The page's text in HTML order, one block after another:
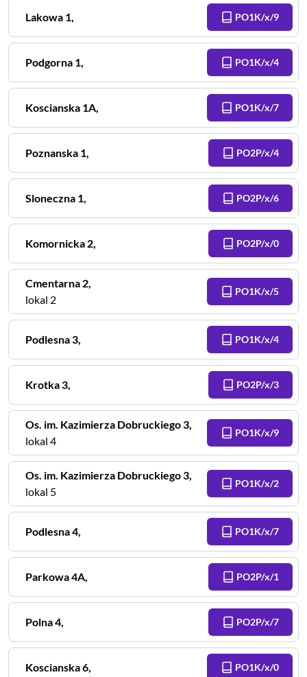
Lakowa 1, PO1K/x/9
Podgorna 1, PO1K/x/4
Koscianska 1A, PO1K/x/7
Poznanska 1, PO2P/x/4
Sloneczna 1, PO2P/x/6
Komornicka 2, PO2P/x/0
Cmentarna 2,
lokal 2
PO1K/x/5
Podlesna3, PO1K/x/4
Krotka3, PO2P/x/3
Os. im. Kazimierza Dobruckiego3,
lokal 4
PO1K/x/9
Os. im. Kazimierza Dobruckiego3,
lokal 5
PO1K/x/2
Podlesna4, PO1K/x/7
Parkowa4A, PO2P/x/1
Polna4, PO2P/x/7
Koscianska6, PO1K/x/0